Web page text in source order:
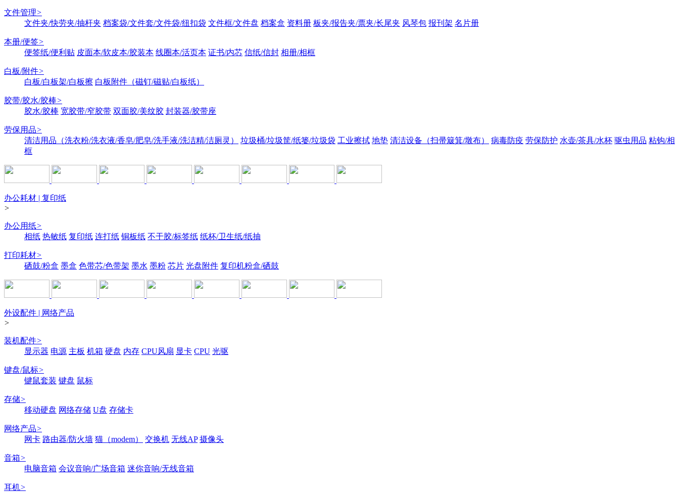
文件管理>
文件夹/快劳夹/抽杆夹 档案袋/文件套/文件袋/纽扣袋 文件框/文件盘 档案盒 资料册 板夹/报告夹/票夹/长尾夹 风琴包 报刊架 名片册
本册/便签>
便签纸/便利贴 皮面本/软皮本/胶装本 线圈本/活页本 证书/内芯 信纸/信封 相册/相框
白板/附件>
白板/白板架/白板擦 白板附件（磁钉/磁贴/白板纸）
胶带/胶水/胶棒>
胶水/胶棒 宽胶带/窄胶带 双面胶/美纹胶 封装器/胶带座
劳保用品>
清洁用品（洗衣粉/洗衣液/香皂/肥皂/洗手液/洗洁精/洁厕灵）
垃圾桶/垃圾筐/纸篓/垃圾袋 工业擦拭 地垫 清洁设备（扫帚簸箕/墩布） 病毒防疫 劳保防护 水壶/茶具/水杯 驱虫用品 粘钩/相
框
办公耗材 | 复印纸
>
办公用纸>
相纸 热敏纸 复印纸 连打纸 铜板纸 不干胶/标签纸 纸杯/卫生纸/纸抽
打印耗材>
硒鼓/粉盒 墨盒 色带芯/色带架 墨水 墨粉 芯片 光盘附件 复印机粉盒/硒鼓
外设配件 | 网络产品
>
装机配件>
显示器 电源 主板 机箱 硬盘 内存 CPU风扇 显卡 CPU 光驱
键盘/鼠标>
键鼠套装 键盘 鼠标
存储>
移动硬盘 网络存储 U盘 存储卡
网络产品>
网卡 路由器/防火墙 猫（modem） 交换机 无线AP 摄像头
音箱>
电脑音箱 会议音响/广场音箱 迷你音响/无线音箱
耳机>